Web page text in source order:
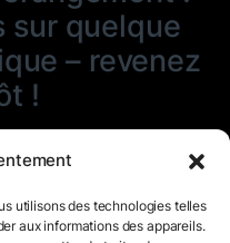
utilisons des technologies telles
aux informations des appareils.
sur quelque
– revenez
!